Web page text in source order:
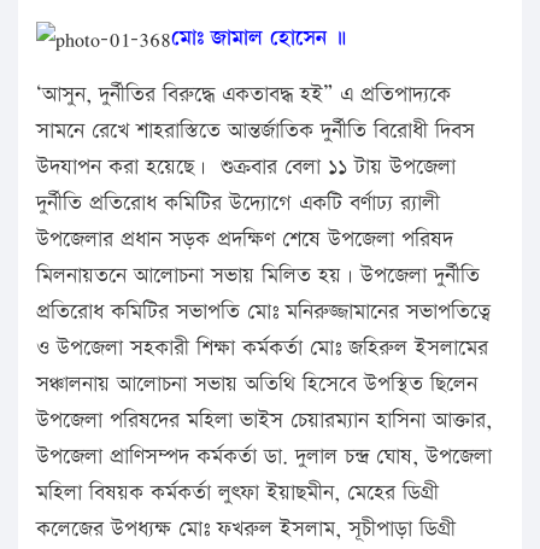
মোঃ জামাল হোসেন ॥
‘আসুন, দুর্নীতির বিরুদ্ধে একতাবদ্ধ হই” এ প্রতিপাদ্যকে
সামনে রেখে শাহরাস্তিতে আন্তর্জাতিক দুর্নীতি বিরোধী দিবস
উদযাপন করা হয়েছে। শুক্রবার বেলা ১১ টায় উপজেলা
দুর্নীতি প্রতিরোধ কমিটির উদ্যোগে একটি বর্ণাঢ্য র‌্যালী
উপজেলার প্রধান সড়ক প্রদক্ষিণ শেষে উপজেলা পরিষদ
মিলনায়তনে আলোচনা সভায় মিলিত হয়। উপজেলা দুর্নীতি
প্রতিরোধ কমিটির সভাপতি মোঃ মনিরুজ্জামানের সভাপতিত্বে
ও উপজেলা সহকারী শিক্ষা কর্মকর্তা মোঃ জহিরুল ইসলামের
সঞ্চালনায় আলোচনা সভায় অতিথি হিসেবে উপস্থিত ছিলেন
উপজেলা পরিষদের মহিলা ভাইস চেয়ারম্যান হাসিনা আক্তার,
উপজেলা প্রাণিসম্পদ কর্মকর্তা ডা. দুলাল চন্দ্র ঘোষ, উপজেলা
মহিলা বিষয়ক কর্মকর্তা লুৎফা ইয়াছমীন, মেহের ডিগ্রী
কলেজের উপধ্যক্ষ মোঃ ফখরুল ইসলাম, সূচীপাড়া ডিগ্রী